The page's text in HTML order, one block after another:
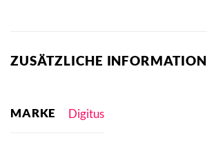
ZUSÄTZLICHE
MARKE Digitus